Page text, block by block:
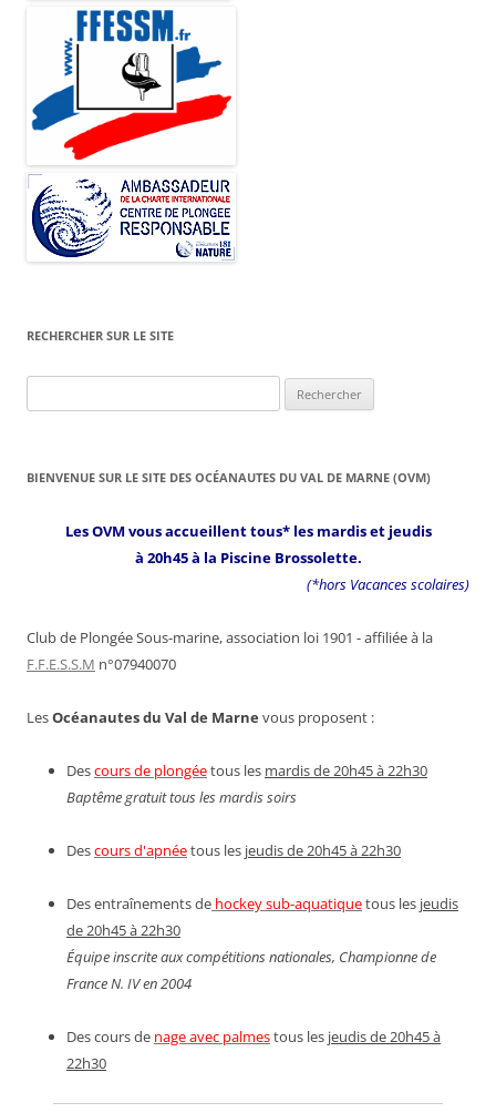
RECHERCHER SUR LE SITE
BIENVENUE SUR LE SITE DES OCÉANAUTES DU VAL DE MARNE (OVM)
Les OVM vous accueillent tous* les mardis et jeudis
à 20h45 à la Piscine Brossolette.
(*hors Vacances scolaires)
Club de Plongée Sous-marine, association loi 1901 - affiliée à la
F.F.E.S.S.M n°07940070
LesOcéanautes du Val de Marne vous proposent :
Descours de plongéetous les mardis de 20h45 à 22h30
Baptême gratuit tous les mardis soirs
Descours d'apnéetous les jeudis de 20h45 à 22h30
Des entraînements de hockey sub-aquatiquetous les jeudis
de 20h45 à 22h30
Équipe inscrite aux compétitions nationales, Championne de
France N. IV en 2004
Des cours de nage avec palmestous les jeudis de 20h45 à
22h30